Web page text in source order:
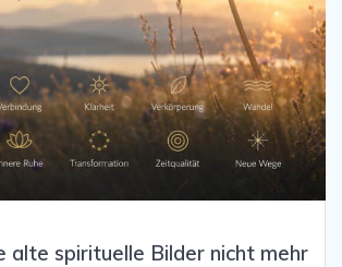
alte spirituelle Bilder nicht mehr